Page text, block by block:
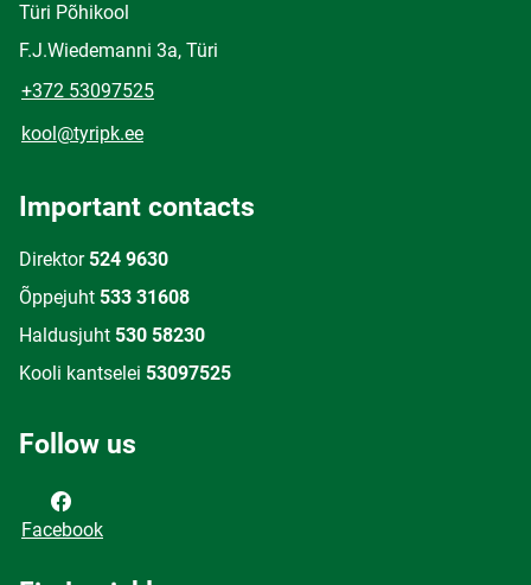
Türi Põhikool
F.J.Wiedemanni 3a, Türi
+372 53097525
kool@tyripk.ee
Important contacts
Direktor 524 9630
Õppejuht 533 31608
Haldusjuht 530 58230
Kooli kantselei 53097525
Follow us
Facebook